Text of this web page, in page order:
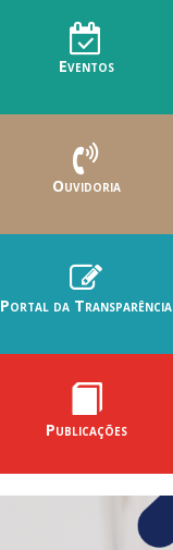
Eventos
Ouvidoria
Portal da Transparência
Publicações